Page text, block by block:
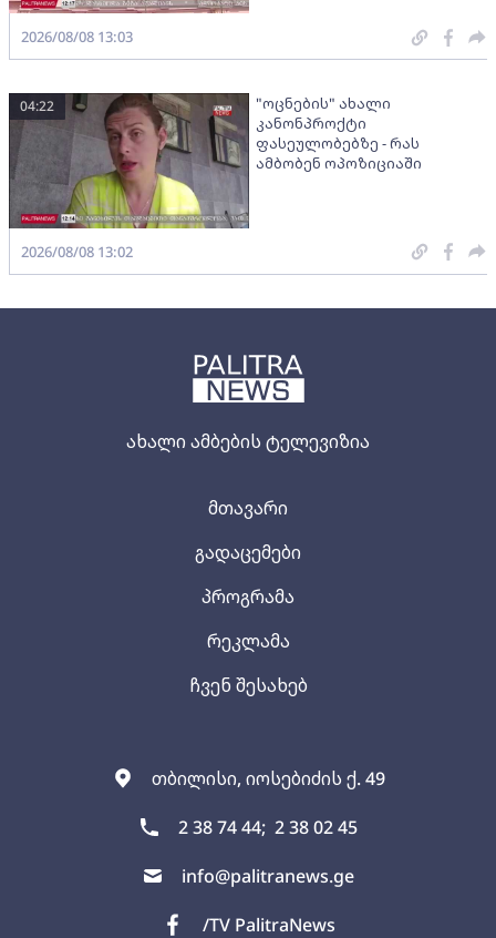
ახალი ამბების ტელევიზია
თბილისი, იოსებიძის ქ. 49
2 38 74 44; 2 38 02 45
info@palitranews.ge
/TV PalitraNews
მთავარი
გადაცემები
პროგრამა
რეკლამა
ჩვენ შესახებ
2026/08/08 13:03
"ოცნების" ახალი
კანონპროქტი
ფასეულობებზე - რას
ამბობენ ოპოზიციაში
04:22
2026/08/08 13:02